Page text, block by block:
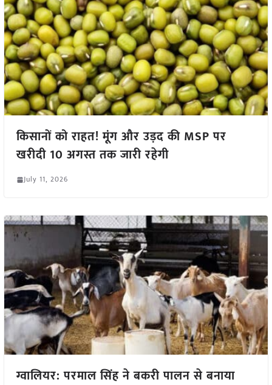
किसानों को राहत! मूंग और उड़द की MSP पर
खरीदी 10 अगस्त तक जारी रहेगी
July 11, 2026
ग्वालियर: परमाल सिंह ने बकरी पालन से बनाया